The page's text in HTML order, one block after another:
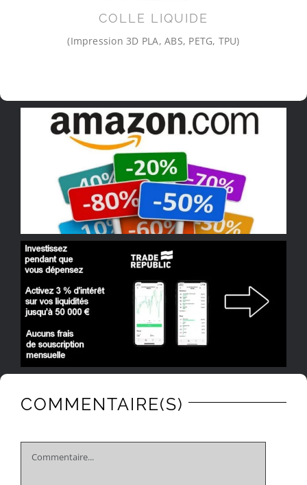
COLLE LIQUIDE
(Impression 3D PLA, ABS, PETG, TPU)
COMMENTAIRE(S)
Comment